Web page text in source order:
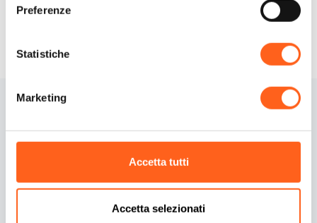
Preferenze
Statistiche
Marketing
Accetta tutti
Accetta selezionatiInformativa Cookies